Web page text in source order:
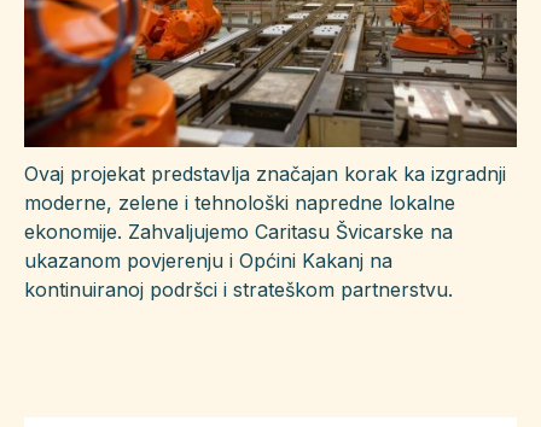
Ovaj projekat predstavlja značajan korak ka izgradnji
moderne, zelene i tehnološki napredne lokalne
ekonomije. Zahvaljujemo Caritasu Švicarske na
ukazanom povjerenju i Općini Kakanj na
kontinuiranoj podršci i strateškom partnerstvu.